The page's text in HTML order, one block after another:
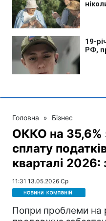
Головна » Бізнес
ОККО на 35,6%
сплату
кварталі 2026:
11:31 13.05.2026 Ср
Попри проблеми на